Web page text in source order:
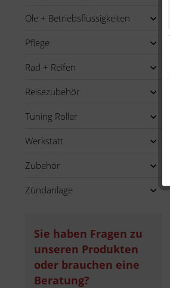
Öle + Betriebsflüssigkeiten
Pflege
Rad + Reifen
Reisezubehör
Tuning Roller
Werkstatt
Zubehör
Zündanlage
Sie haben Fragen zu
unseren Produkten
oder brauchen eine
Beratung?